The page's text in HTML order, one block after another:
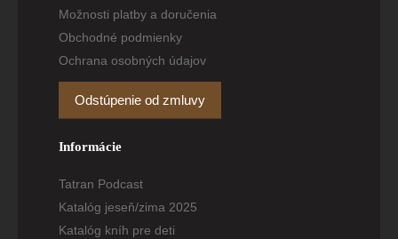
Možnosti platby a doručenia
Obchodné podmienky
Ochrana osobných údajov
Odstúpenie od zmluvy
Informácie
Tatran Podcast
Katalóg jeseň/zima 2025
Katalóg kníh pre deti